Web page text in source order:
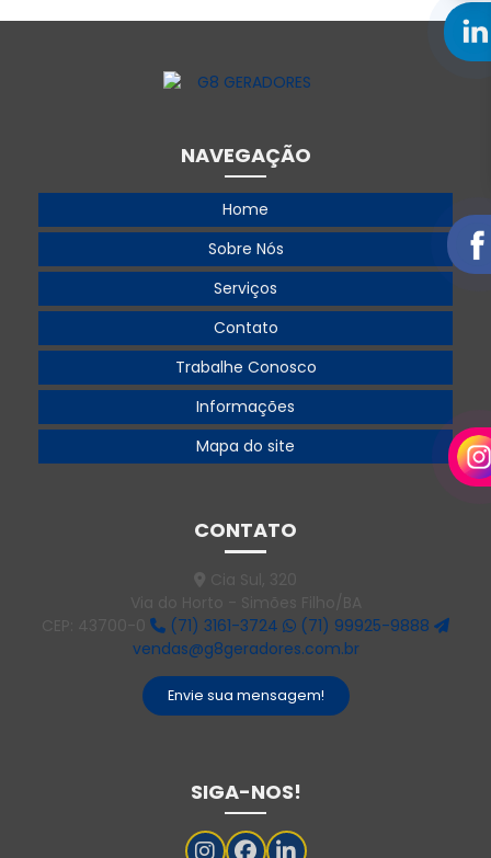
NAVEGAÇÃO
Home
Sobre Nós
Serviços
Contato
Trabalhe Conosco
Informações
Mapa do site
CONTATO
Cia Sul, 320
Via do Horto - Simões Filho/BA
CEP: 43700-0
(71) 3161-3724
(71) 99925-9888
vendas@g8geradores.com.br
Envie sua mensagem!
SIGA-NOS!